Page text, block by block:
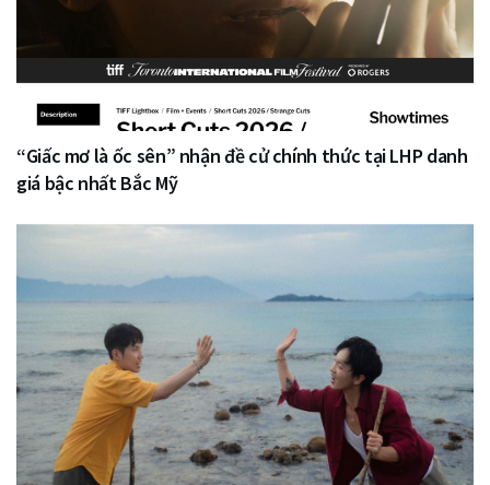
“Giấc mơ là ốc sên” nhận đề cử chính thức tại LHP danh
giá bậc nhất Bắc Mỹ